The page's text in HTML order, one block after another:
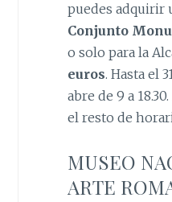
puedes adquirir
Conjunto
o solo para la
euros. Hasta el
abre de 9 a
el resto de
MUSEO
ARTE